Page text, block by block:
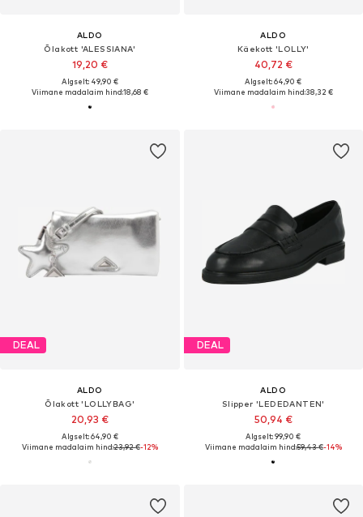
ALDO
Õlakott 'ALESSIANA'
19,20 €
Algselt: 49,90 €
Viimane madalaim hind:18,68 €
ALDO
Käekott 'LOLLY'
40,72 €
Algselt: 64,90 €
Viimane madalaim hind:38,32 €
DEAL
ALDO
Õlakott 'LOLLYBAG'
20,93 €
Algselt: 64,90 €
Viimane madalaim hind:23,92 €-12%
DEAL
ALDO
Slipper 'LEDEDANTEN'
50,94 €
Algselt: 99,90 €
Viimane madalaim hind:59,43 €-14%